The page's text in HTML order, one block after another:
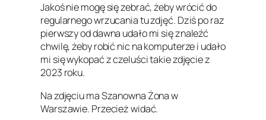
Jakoś nie mogę się zebrać, żeby wrócić do
regularnego wrzucania tu zdjęć. Dziś po raz
pierwszy od dawna udało mi się znaleźć
chwilę, żeby robić nic na komputerze i udało
mi się wykopać z czeluści takie zdjęcie z
2023 roku.
Na zdjęciu ma Szanowna Żona w
Warszawie. Przecież widać.